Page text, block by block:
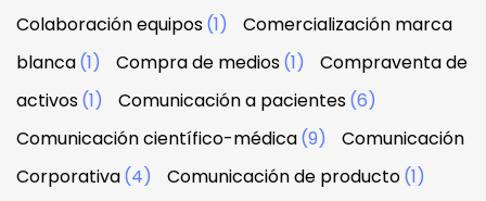
Colaboración equipos(1)
Comercialización marca
blanca(1) Compra de medios(1)
Compraventa de
activos(1) Comunicación a pacientes(6)
Comunicación científico-médica(9)
Comunicación
Corporativa(4) Comunicación de producto(1)